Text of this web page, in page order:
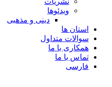
ویدئوها
دینی و مذهبی
استان ها
سوالات متداول
همکاری با ما
تماس با ما
فارسی